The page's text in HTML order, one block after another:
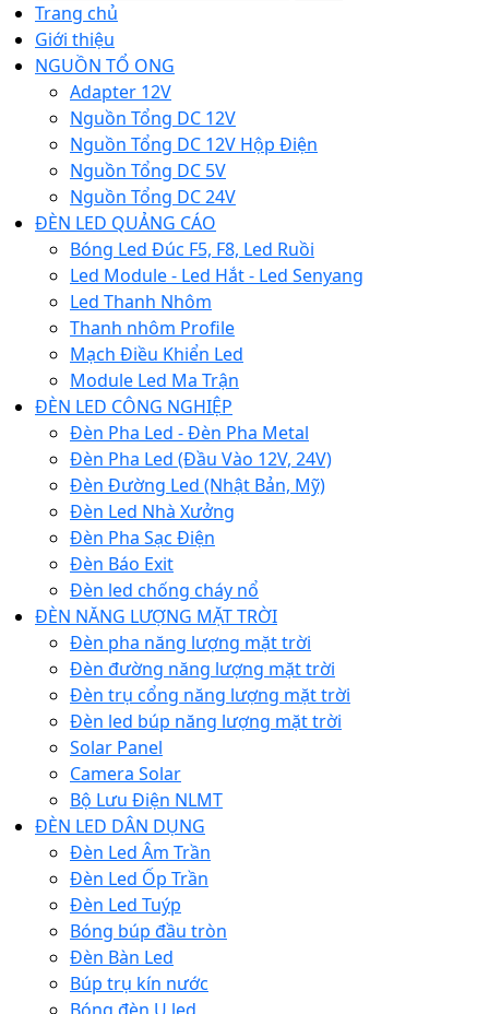
Trang chủ
Giới thiệu
NGUỒN TỔ ONG
Adapter 12V
Nguồn Tổng DC 12V
Nguồn Tổng DC 12V Hộp Điện
Nguồn Tổng DC 5V
Nguồn Tổng DC 24V
ĐÈN LED QUẢNG CÁO
Bóng Led Đúc F5, F8, Led Ruồi
Led Module - Led Hắt - Led Senyang
Led Thanh Nhôm
Thanh nhôm Profile
Mạch Điều Khiển Led
Module Led Ma Trận
ĐÈN LED CÔNG NGHIỆP
Đèn Pha Led - Đèn Pha Metal
Đèn Pha Led (Đầu Vào 12V, 24V)
Đèn Đường Led (Nhật Bản, Mỹ)
Đèn Led Nhà Xưởng
Đèn Pha Sạc Điện
Đèn Báo Exit
Đèn led chống cháy nổ
ĐÈN NĂNG LƯỢNG MẶT TRỜI
Đèn pha năng lượng mặt trời
Đèn đường năng lượng mặt trời
Đèn trụ cổng năng lượng mặt trời
Đèn led búp năng lượng mặt trời
Solar Panel
Camera Solar
Bộ Lưu Điện NLMT
ĐÈN LED DÂN DỤNG
Đèn Led Âm Trần
Đèn Led Ốp Trần
Đèn Led Tuýp
Bóng búp đầu tròn
Đèn Bàn Led
Búp trụ kín nước